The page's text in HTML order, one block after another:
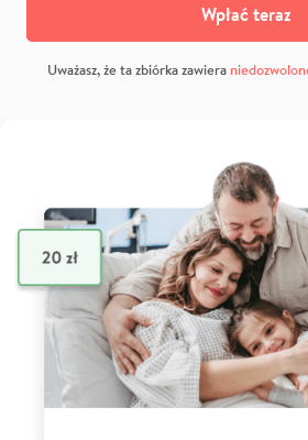
Wpłać teraz
Uważasz, że ta zbiórka zawiera